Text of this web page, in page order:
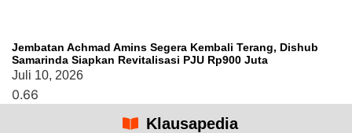
Jembatan Achmad Amins Segera Kembali Terang, Dishub
Samarinda Siapkan Revitalisasi PJU Rp900 Juta
Juli 10, 2026
Klausapedia